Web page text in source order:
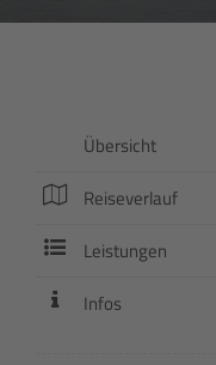
Übersicht
Reiseverlauf
Leistungen
Infos